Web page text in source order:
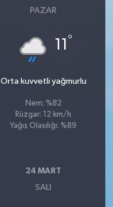
PAZAR
11 °
Orta kuvvetli yağmurlu
Nem: %82
Rüzgar: 12 km/h
Yağış Olasılığı: %89
24 MART
SALI